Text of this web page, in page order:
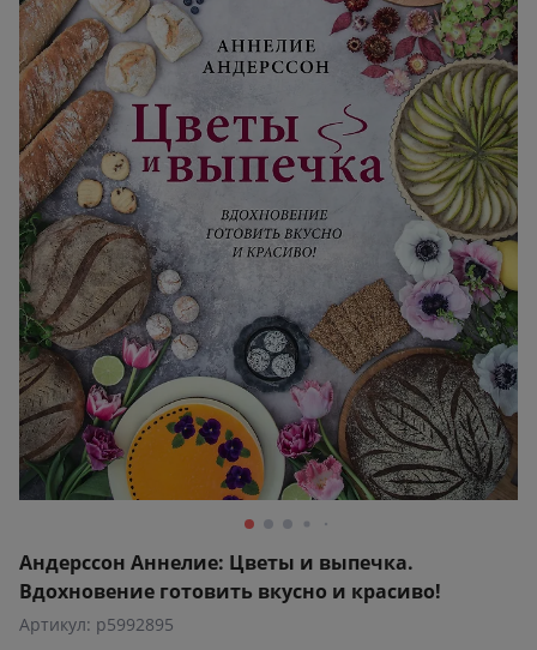
Андерссон Аннелие: Цветы и выпечка.
Вдохновение готовить вкусно и красиво!
Артикул: p5992895